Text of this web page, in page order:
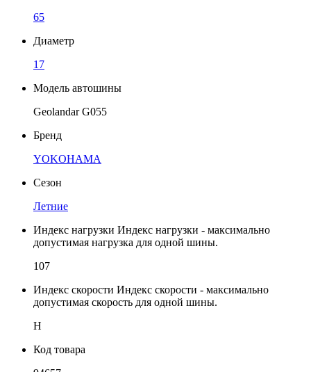
65
Диаметр
17
Модель автошины
Geolandar G055
Бренд
YOKOHAMA
Сезон
Летние
Индекс нагрузки Индекс нагрузки - максимально
допустимая нагрузка для одной шины.
107
Индекс скорости Индекс скорости - максимально
допустимая скорость для одной шины.
H
Код товара